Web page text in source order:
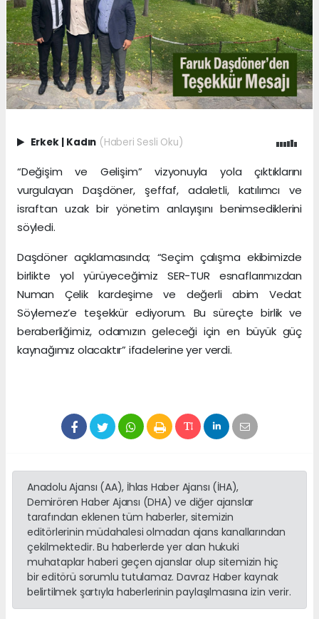
Erkek | Kadın (Haberi Sesli Oku)
“Değişim ve Gelişim” vizyonuyla yola çıktıklarını
vurgulayan Daşdöner, şeffaf, adaletli, katılımcı ve
israftan uzak bir yönetim anlayışını benimsediklerini
söyledi.
Daşdöner açıklamasında; “Seçim çalışma ekibimizde
birlikte yol yürüyeceğimiz SER-TUR esnaflarımızdan
Numan Çelik kardeşime ve değerli abim Vedat
Söylemez’e teşekkür ediyorum. Bu süreçte birlik ve
beraberliğimiz, odamızın geleceği için en büyük güç
kaynağımız olacaktır” ifadelerine yer verdi.
Anadolu Ajansı (AA), İhlas Haber Ajansı (İHA),
Demirören Haber Ajansı (DHA) ve diğer ajanslar
tarafından eklenen tüm haberler, sitemizin
editörlerinin müdahalesi olmadan ajans kanallarından
çekilmektedir. Bu haberlerde yer alan hukuki
muhataplar haberi geçen ajanslar olup sitemizin hiç
bir editörü sorumlu tutulamaz. Davraz Haber kaynak
belirtilmek şartıyla haberlerinin paylaşılmasına izin verir.